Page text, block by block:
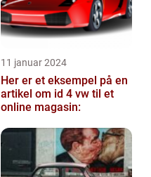
11 januar 2024
Her er et eksempel på en
artikel om id 4 vw til et
online magasin: